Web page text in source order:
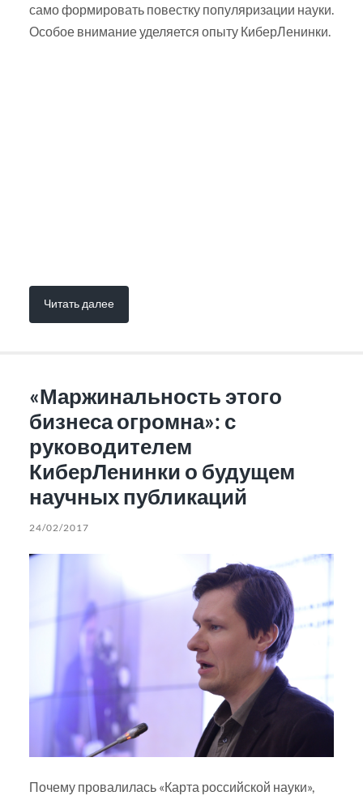
само формировать повестку популяризации науки.
Особое внимание уделяется опыту КиберЛенинки.
Читать далее
«Маржинальность этого
бизнеса огромна»: с
руководителем
КиберЛенинки о будущем
научных публикаций
24/02/2017
Почему провалилась «Карта российской науки»,